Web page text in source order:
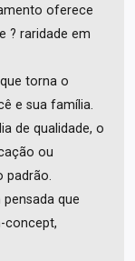
oferece
? raridade em
torna o
e sua família.
de qualidade, o
ou
padrão.
que
concept,